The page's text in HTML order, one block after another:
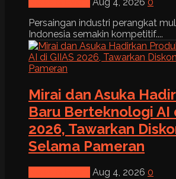
Aug 4, 2026 0
Persaingan industri perangkat
Indonesia semakin kompetitif....
Mirai dan Asuka
Baru Berteknologi AI
2026, Tawarkan
Selama Pameran
Aug 4, 2026 0